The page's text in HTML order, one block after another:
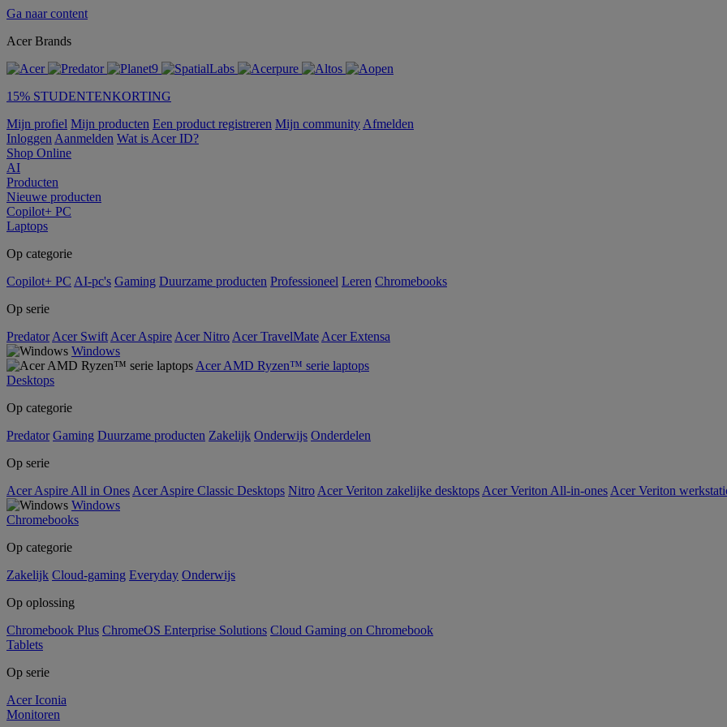
Ga naar content
Acer Brands
15% STUDENTENKORTING
Mijn profiel Mijn producten Een product registreren Mijn community Afmelden
Inloggen Aanmelden Wat is Acer ID?
Shop Online
AI
Producten
Nieuwe producten
Copilot+ PC
Laptops
Op categorie
Copilot+ PC AI-pc's Gaming Duurzame producten Professioneel Leren Chromebooks
Op serie
Predator Acer Swift Acer Aspire Acer Nitro Acer TravelMate Acer Extensa
Windows
Acer AMD Ryzen™ serie laptops
Desktops
Op categorie
Predator Gaming Duurzame producten Zakelijk Onderwijs Onderdelen
Op serie
Acer Aspire All in Ones Acer Aspire Classic Desktops Nitro Acer Veriton zakelijke desktops Acer Veriton All-in-ones Acer Veriton
Windows
Chromebooks
Op categorie
Zakelijk Cloud-gaming Everyday Onderwijs
Op oplossing
Chromebook Plus ChromeOS Enterprise Solutions Cloud Gaming on Chromebook
Tablets
Op serie
Acer Iconia
Monitoren